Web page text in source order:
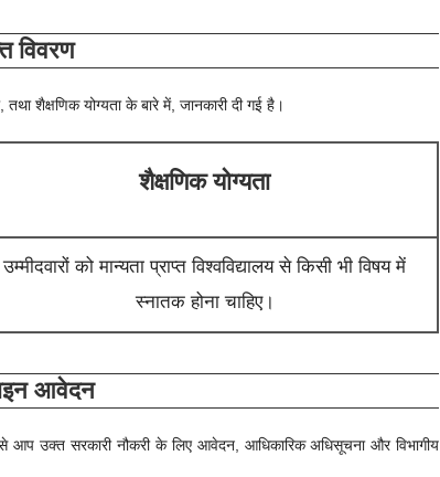
विवरण
शैक्षणिक योग्यता के बारे में, जानकारी दी गई है।
शैक्षणिक योग्यता
उम्मीदवारों को मान्यता प्राप्त विश्वविद्यालय से किसी भी विषय में
स्नातक होना चाहिए।
आवेदन
से आप उक्त सरकारी नौकरी के लिए आवेदन, आधिकारिक अधिसूचना और विभागीय